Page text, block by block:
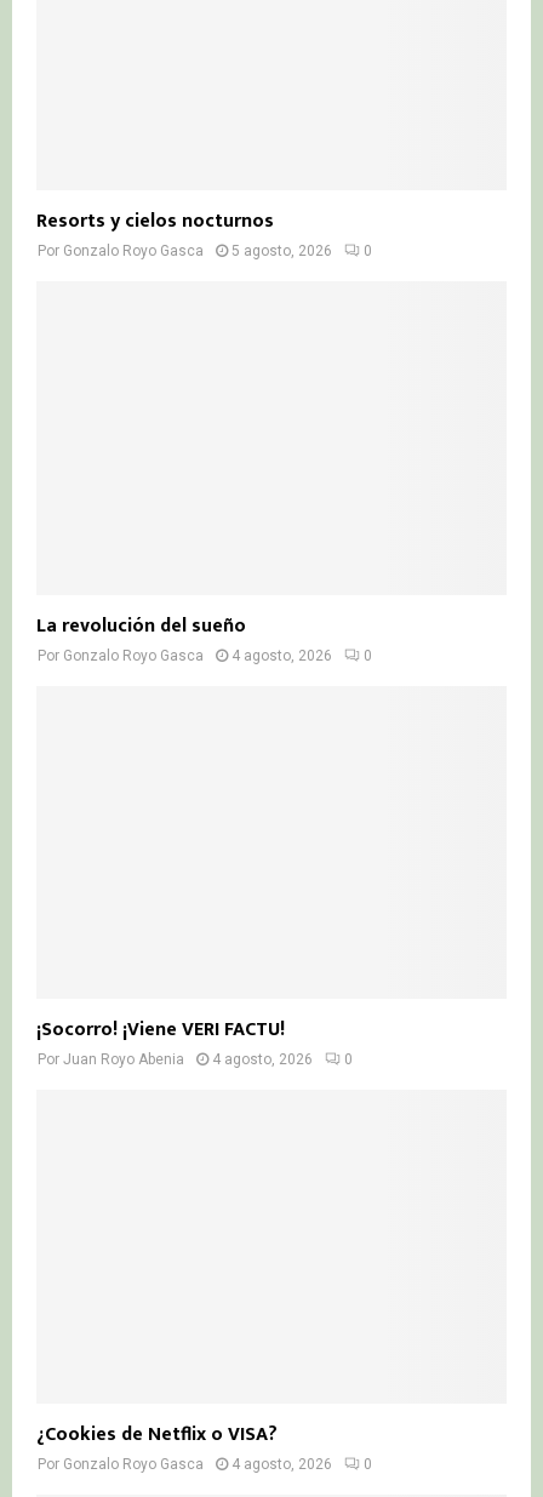
Resorts y cielos nocturnos
Por Gonzalo Royo Gasca 5 agosto, 2026 0
La revolución del sueño
Por Gonzalo Royo Gasca 4 agosto, 2026 0
¡Socorro! ¡Viene VERI FACTU!
Por Juan Royo Abenia 4 agosto, 2026 0
¿Cookies de Netflix o VISA?
Por Gonzalo Royo Gasca 4 agosto, 2026 0